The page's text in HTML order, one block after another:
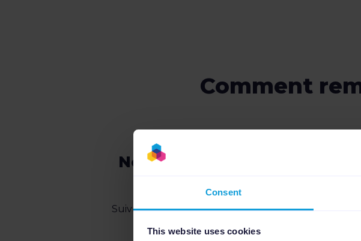
Consent
This website uses cookies
Comment
Nous suivre sur
Suivre Channable et Feedastic